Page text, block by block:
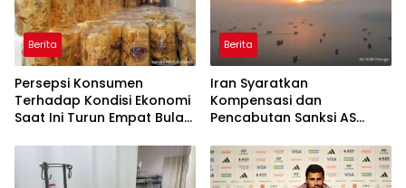
Berita
Persepsi Konsumen
Terhadap Kondisi Ekonomi
Saat Ini Turun Empat Bulan
Berita
Iran Syaratkan
Kompensasi dan
Pencabutan Sanksi AS